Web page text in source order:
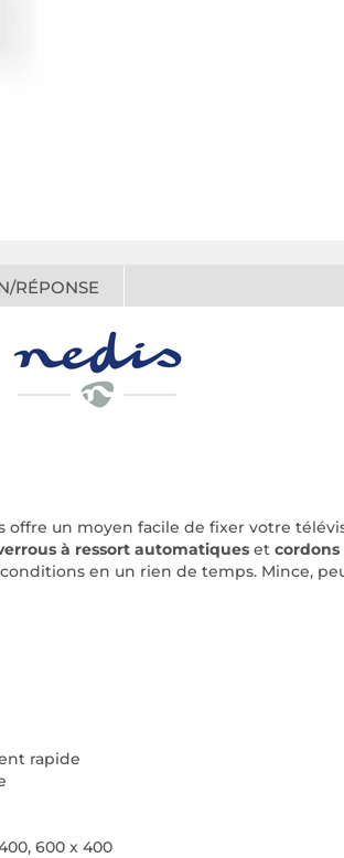
RÉPONSE
offre un moyen facile de fixer votre
à ressort automatiques et
en un rien de temps. Mince,
rapide
600 x 400